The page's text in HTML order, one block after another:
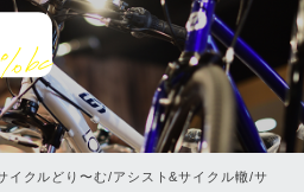
イクルどり〜む/アシスト&サイクル轍/サ